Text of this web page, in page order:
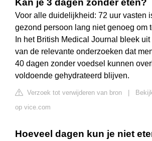
Kan je 3 dagen zonder eten?
Voor alle duidelijkheid: 72 uur vasten
gezond persoon lang niet genoeg om
In het British Medical Journal bleek
van de relevante onderzoeken dat
40 dagen zonder voedsel kunnen
voldoende gehydrateerd blijven.
Verzoek tot verwijderen van bron
op vice.com
Hoeveel dagen kun je niet